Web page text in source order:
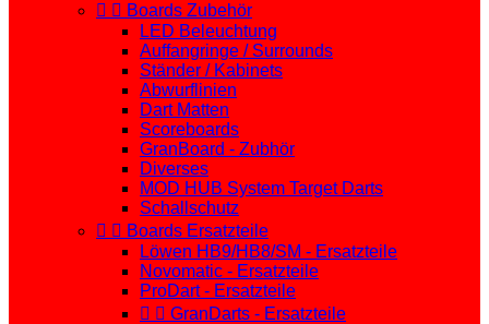
  Boards Zubehör
LED Beleuchtung
Auffangringe / Surrounds
Ständer / Kabinets
Abwurflinien
Dart Matten
Scoreboards
GranBoard - Zubhör
Diverses
MOD HUB System Target Darts
Schallschutz
  Boards Ersatzteile
Löwen HB9/HB8/SM - Ersatzteile
Novomatic - Ersatzteile
ProDart - Ersatzteile
  GranDarts - Ersatzteile